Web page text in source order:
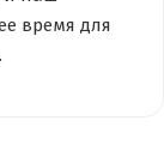
время для